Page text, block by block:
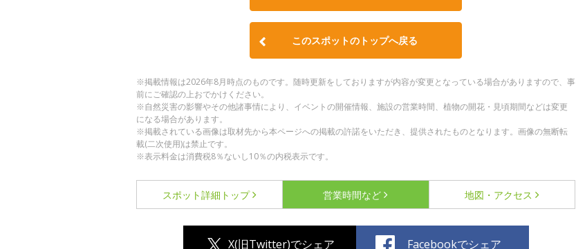
このスポットのトップへ戻る
※掲載情報は2026年8月時点のものです。随時更新をしておりますが内容が変更となっている場合がありますので、事
前にご確認の上おでかけください。
※自然災害の影響やその他諸事情により、イベントの開催情報、施設の営業時間、植物の開花・見頃期間などは変更
になる場合があります。
※掲載されている画像は取材先から本ページへの掲載の許諾をいただき、提供されたものとなります。画像の無断転
載(二次使用)は禁止です。
※表示料金は消費税8％ないし10％の内税表示です。
スポット詳細 トップ 営業時間など 地図・アクセス
X(旧Twitter)でシェア Facebookでシェア